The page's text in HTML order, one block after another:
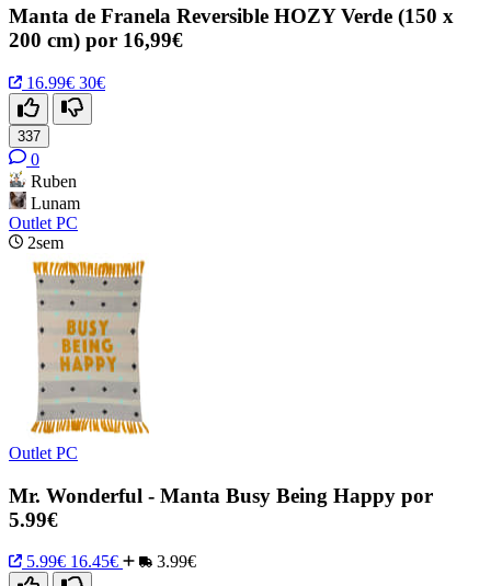
Manta de Franela Reversible HOZY Verde (150 x
200 cm) por 16,99€
16.99€ 30€
337
0
Ruben
Lunam
Outlet PC
2sem
Outlet PC
Mr. Wonderful - Manta Busy Being Happy por
5.99€
5.99€ 16.45€ 3.99€